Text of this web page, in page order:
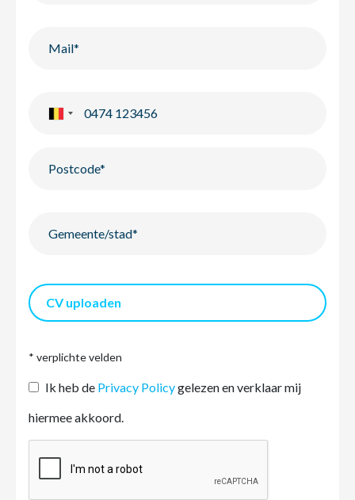
CV uploaden
* verplichte velden
Ik heb de Privacy Policygelezen en verklaar mij
hiermee akkoord.